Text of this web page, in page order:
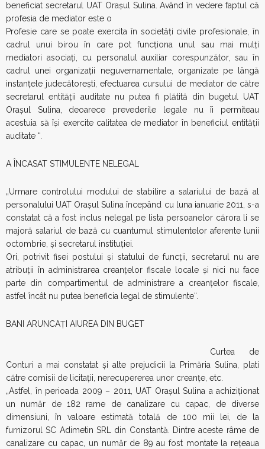
beneficiat secretarul UAT Oraşul Sulina. Având în vedere faptul că
profesia de mediator este o
Profesie care se poate exercita în societăţi civile profesionale, în
cadrul unui birou în care pot funcţiona unul sau mai mulţi
mediatori asociaţi, cu personalul auxiliar corespunzător, sau în
cadrul unei organizaţii neguvernamentale, organizate pe lângă
instanţele judecătoreşti, efectuarea cursului de mediator de către
secretarul entităţii auditate nu putea fi plătită din bugetul UAT
Oraşul Sulina, deoarece prevederile legale nu îi permiteau
acestuia să îşi exercite calitatea de mediator în beneficiul entităţii
auditate “.
A ÎNCASAT STIMULENTE NELEGAL
„Urmare controlului modului de stabilire a salariului de bază al
personalului UAT Oraşul Sulina începând cu luna ianuarie 2011, s-a
constatat că a fost inclus nelegal pe lista persoanelor cărora li se
majoră salariul de bază cu cuantumul stimulentelor aferente lunii
octombrie, şi secretarul instituţiei.
Ori, potrivit fisei postului şi statului de funcţii, secretarul nu are
atribuţii în administrarea creanţelor fiscale locale şi nici nu face
parte din compartimentul de administrare a creanţelor fiscale,
astfel încât nu putea beneficia legal de stimulente“.
BANI ARUNCAŢI AIUREA DIN BUGET
Curtea de
Conturi a mai constatat şi alte prejudicii la Primăria Sulina, plati
către comisii de licitaţii, nerecupererea unor creanţe, etc.
„Astfel, în perioada 2009 – 2011, UAT Oraşul Sulina a achiziţionat
un număr de 182 rame de canalizare cu capac, de diverse
dimensiuni, în valoare estimată totală de 100 mii lei, de la
furnizorul SC Adimetin SRL din Constantă. Dintre aceste râme de
canalizare cu capac, un număr de 89 au fost montate la reţeaua